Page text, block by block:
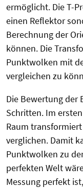
ermöglicht. Die T-
einen Reflektor
Berechnung der
können. Die
Punktwolken mit
vergleichen zu
Die Bewertung der
Schritten. Im
Raum
verglichen. Damit
Punktwolken zu
perfekten Welt
Messung perfekt